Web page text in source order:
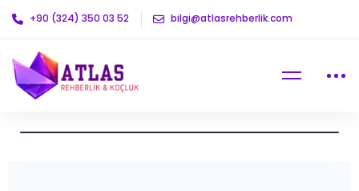
+90 (324) 350 03 52 bilgi@atlasrehberlik.com